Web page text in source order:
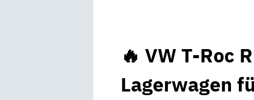
🔥 VW T-Roc
Lagerwagen